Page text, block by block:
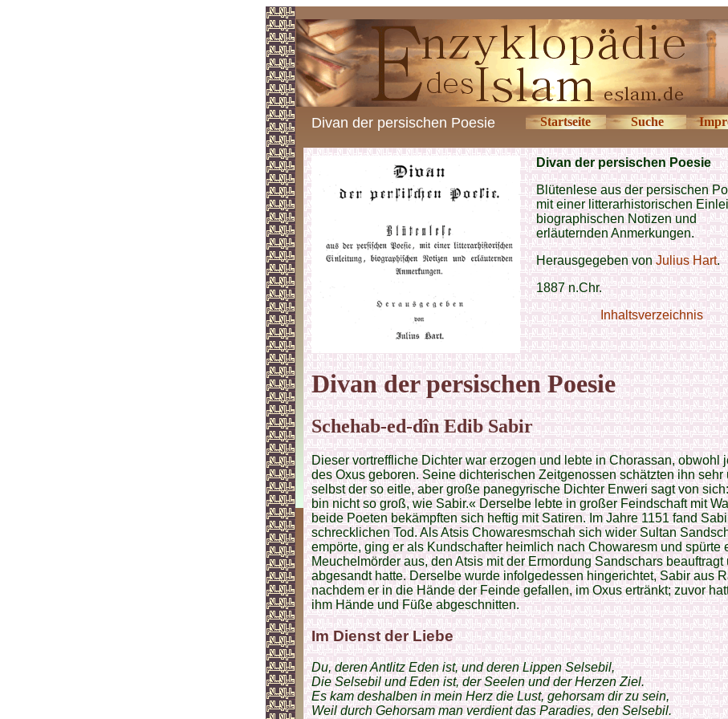
Divan der persischen Poesie Startseite Suche
Divan der persischen Poesie
Blütenlese aus der persischen
mit einer litterarhistorischen
biographischen Notizen und
erläuternden Anmerkungen.
Herausgegeben vonJulius Hart.
1887 n.Chr.
Inhaltsverzeichnis
Divan der persischen Poesie
Schehab-ed-dîn Edib Sabir
Dieser vortreffliche Dichter war erzogen und lebte in Chorassan, obwohl
des Oxus geboren. Seine dichterischen Zeitgenossen schätzten ihn sehr
selbst der so eitle, aber große panegyrische Dichter Enweri sagt von
bin nicht so groß, wie Sabir.« Derselbe lebte in großer Feindschaft mit
beide Poeten bekämpften sich heftig mit Satiren. Im Jahre 1151 fand
schrecklichen Tod. Als Atsis Chowaresmschah sich wider Sultan
empörte, ging er als Kundschafter heimlich nach Chowaresm und spürte
Meuchelmörder aus, den Atsis mit der Ermordung Sandschars beauftragt
abgesandt hatte. Derselbe wurde infolgedessen hingerichtet, Sabir aus
nachdem er in die Hände der Feinde gefallen, im Oxus ertränkt; zuvor
ihm Hände und Füße abgeschnitten.
Im Dienst der Liebe
Du, deren Antlitz Eden ist, und deren Lippen Selsebil,
Die Selsebil und Eden ist, der Seelen und der Herzen Ziel.
Es kam deshalben in mein Herz die Lust, gehorsam dir zu sein,
Weil durch Gehorsam man verdient das Paradies, den Selsebil.